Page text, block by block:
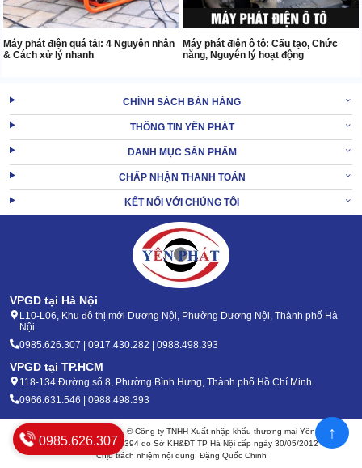
Máy phát điện quá tải: 4 Nguyên nhân
& Cách xử lý nhanh
Máy phát điện ô tô: Cấu tạo, Chức
năng, Nguyên lý hoạt động
CHÍNH SÁCH BÁN HÀNG
THÔNG TIN YÊN PHÁT
DANH MỤC SẢN PHẨM
CHẤP NHẬN THANH TOÁN
KẾT NỐI VỚI CHÚNG TÔI
VPGD tại Hà Nội
L10-L06, Khu đô thị mới Dương Nội, Phường Dương Nội, Thành phố Hà
Nội
0985.626.307 | 0917.430.282 | 0988.498.393
VPGD tại TP.HCM
118-134 Đường số 8, Phường Bình Hưng, Thành phố Hồ Chí Minh
0966.631.546 | 0988.498.393
Bản quyền 2020 - 2026 – © Công ty TNHH Xuất nhập khẩu thương mại Yên Phát
Mã số thuế: 0105904394 do Sở KH&ĐT TP Hà Nội cấp ngày 30/05/2012
Chịu trách nhiệm nội dung: Đặng Quốc Chinh
0985.626.307 ↑